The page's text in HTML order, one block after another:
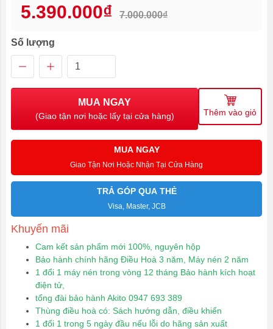
5.390.000₫ 7.000.000₫
Số lượng
MUA NGAY
(Giao tận nơi hoặc lấy tại cửa hàng) Thêm vào giỏ
MUA NGAY
Giao Tận Nơi Hoặc Nhận Tại Cửa Hàng
TRẢ GÓP QUA THẺ
Visa, Master, JCB
Khuyến mãi
Cam kết sản phẩm mới 100%, nguyên hộp
Bảo hành chính hãng Điều Hoà 3 năm, Máy nén 2 năm
1 đổi 1 máy nén trong vòng 12 tháng Bảo hành kích hoạt
điện tử,
tổng đài bảo hành Akito 0947 693 389
Thùng điều hoà có: Sách hướng dẫn, điều khiển
1 đổi 1 trong 5 ngày đầu nếu lỗi do hãng sản xuất